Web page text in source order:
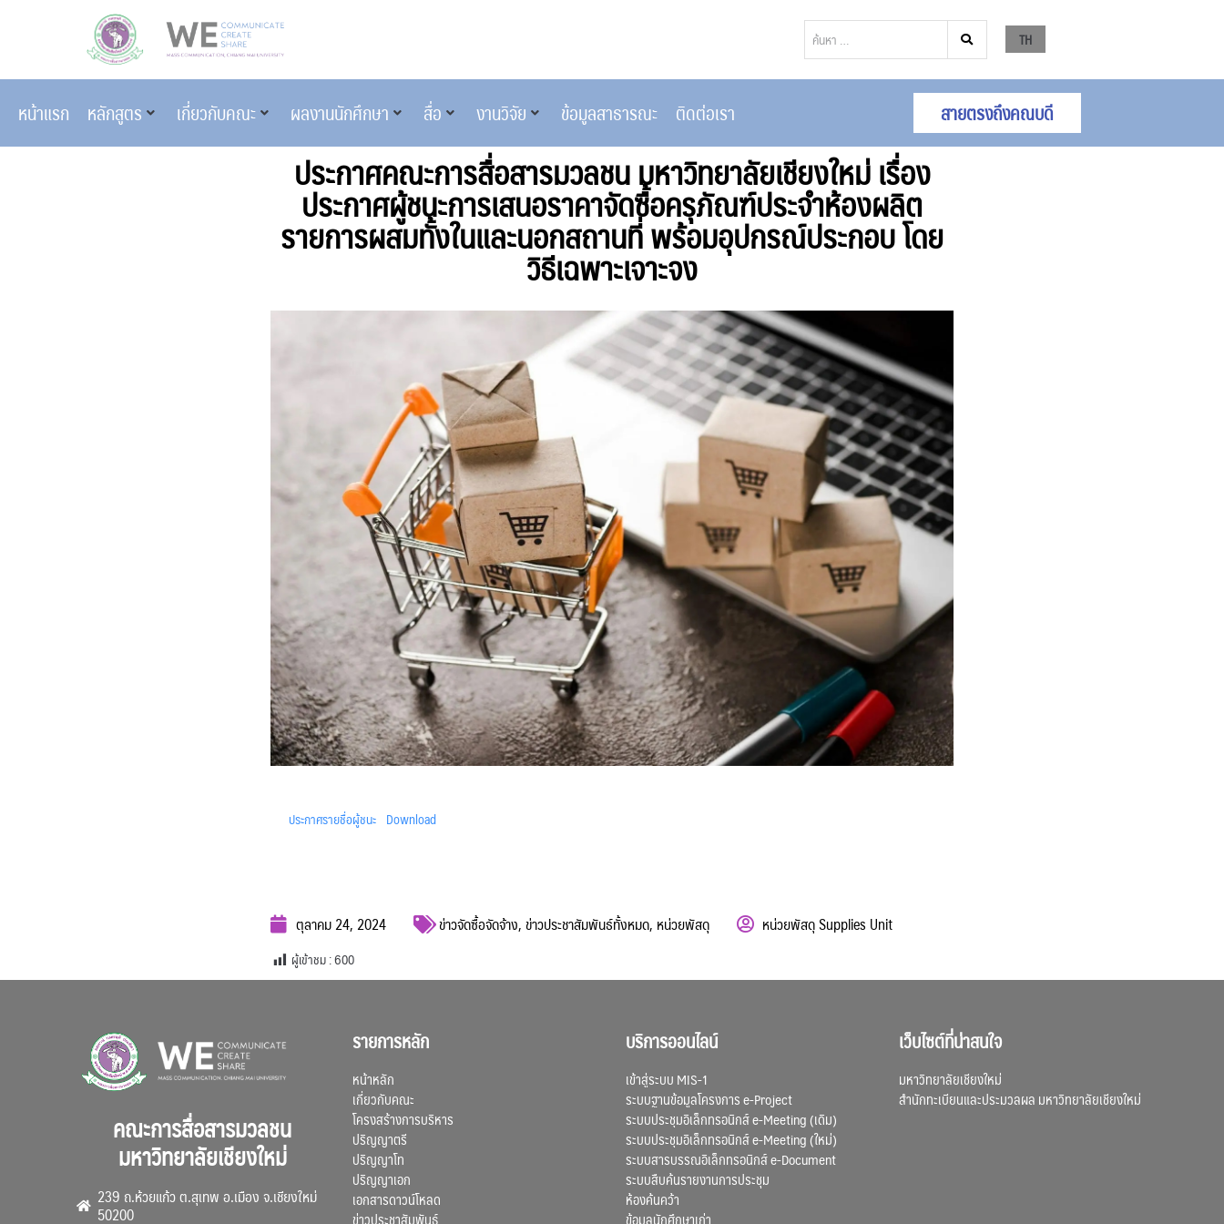
TH
หน้าแรก หลักสูตร เกี่ยวกับคณะ ผลงานนักศึกษา สื่อ งานวิจัย ข้อมูลสาธารณะ ติดต่อเรา สายตรงถึงคณบดี
ประกาศคณะการสื่อสารมวลชน มหาวิทยาลัยเชียงใหม่ เรื่อง
ประกาศผู้ชนะการเสนอราคาจัดซื้อครุภัณฑ์ประจำห้องผลิต
รายการผสมทั้งในและนอกสถานที่ พร้อมอุปกรณ์ประกอบ โดย
วิธีเฉพาะเจาะจง
ประกาศรายชื่อผู้ชนะ Download
ตุลาคม 24, 2024 ข่าวจัดซื้อจัดจ้าง,ข่าวประชาสัมพันธ์ทั้งหมด, หน่วยพัสดุ หน่วยพัสดุ Supplies Unit
ผู้เข้าชม :600
คณะการสื่อสารมวลชน
มหาวิทยาลัยเชียงใหม่
239 ถ.ห้วยแก้ว ต.สุเทพ อ.เมือง จ.เชียงใหม่
50200
รายการหลัก
หน้าหลัก
เกี่ยวกับคณะ
โครงสร้างการบริหาร
ปริญญาตรี
ปริญญาโท
ปริญญาเอก
เอกสารดาวน์โหลด
ข่าวประชาสัมพันธ์
บริการออนไลน์
เข้าสู่ระบบ MIS-1
ระบบฐานข้อมูลโครงการ e-Project
ระบบประชุมอิเล็กทรอนิกส์ e-Meeting (เดิม)
ระบบประชุมอิเล็กทรอนิกส์ e-Meeting (ใหม่)
ระบบสารบรรณอิเล็กทรอนิกส์ e-Document
ระบบสืบค้นรายงานการประชุม
ห้องค้นคว้า
ข้อมูลนักศึกษาเก่า
เว็บไซต์ที่น่าสนใจ
มหาวิทยาลัยเชียงใหม่
สำนักทะเบียนและประมวลผล มหาวิทยาลัยเชียงใหม่